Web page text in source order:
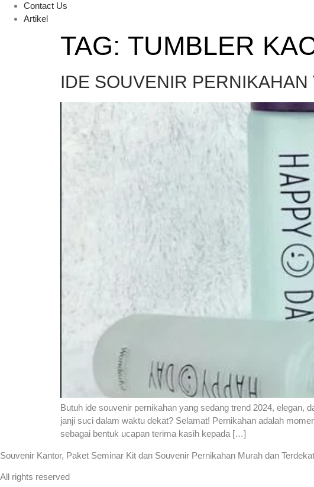
Contact Us
Artikel
TAG: TUMBLER
IDE SOUVENIR
Butuh ide souvenir pernikahan yang sedang trend 2024, elegan,
janji suci dalam waktu dekat? Selamat! Pernikahan adalah
sebagai bentuk ucapan terima kasih kepada […]
Souvenir Kantor, Paket Seminar Kit dan Souvenir Pernikahan Murah dan Terdekat
All rights reserved